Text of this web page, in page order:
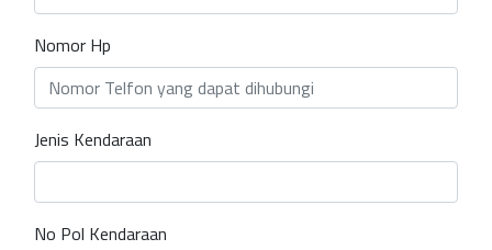
Nomor Hp
Jenis Kendaraan
No Pol Kendaraan